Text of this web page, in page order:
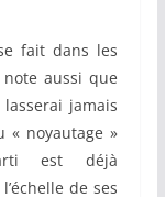
fait dans les
aussi que
jamais
« noyautage »
est déjà
de ses